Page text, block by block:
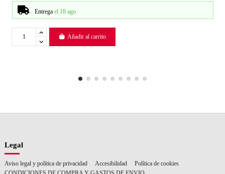
Entrega el 18 ago
Añadir al carrito
Legal
Aviso legal y política de privacidad Accesibilidad
Política de cookies